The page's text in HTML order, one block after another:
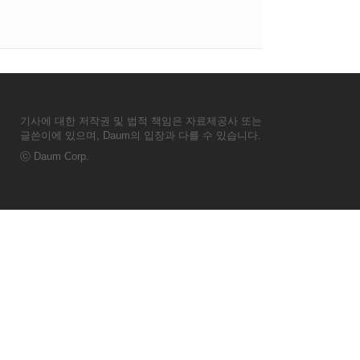
기사에 대한 저작권 및 법적 책임은 자료제공사 또는
글쓴이에 있으며, Daum의 입장과 다를 수 있습니다.
ⓒ Daum Corp.